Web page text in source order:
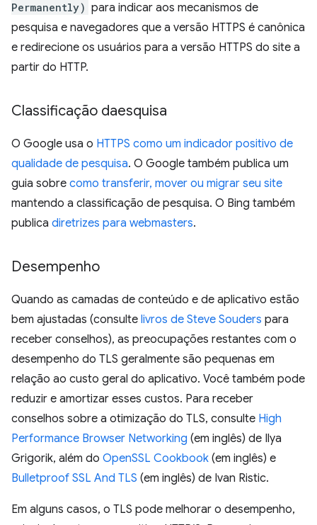
Permanently) para indicar aos mecanismos de
pesquisa e navegadores que a versão HTTPS é canônica
e redirecione os usuários para a versão HTTPS do site a
partir do HTTP.
Classificação daesquisa
O Google usa o HTTPS como um indicador positivo de
qualidade de pesquisa. O Google também publica um
guia sobre como transferir, mover ou migrar seu site
mantendo a classificação de pesquisa. O Bing também
publica diretrizes para webmasters.
Desempenho
Quando as camadas de conteúdo e de aplicativo estão
bem ajustadas (consulte livros de Steve Souders para
receber conselhos), as preocupações restantes com o
desempenho do TLS geralmente são pequenas em
relação ao custo geral do aplicativo. Você também pode
reduzir e amortizar esses custos. Para receber
conselhos sobre a otimização do TLS, consulte High
Performance Browser Networking (em inglês) de Ilya
Grigorik, além do OpenSSL Cookbook (em inglês) e
Bulletproof SSL And TLS (em inglês) de Ivan Ristic.
Em alguns casos, o TLS pode melhorar o desempenho,